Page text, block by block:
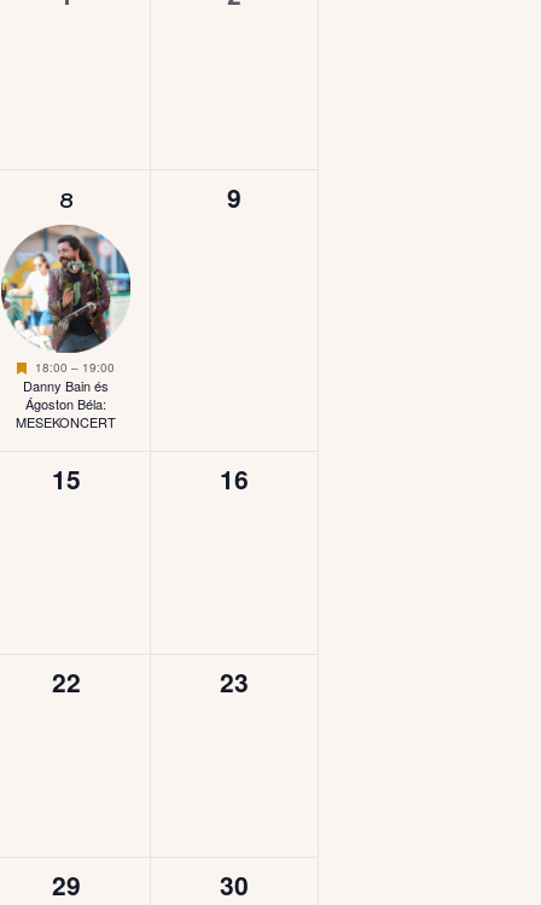
1
esemény,
8
Kiemelt
18:00– 19:00
Danny Bain és
Ágoston Béla:
MESEKONCERT
0
9
0
15
0
16
0
22
0
23
0
29
0
30